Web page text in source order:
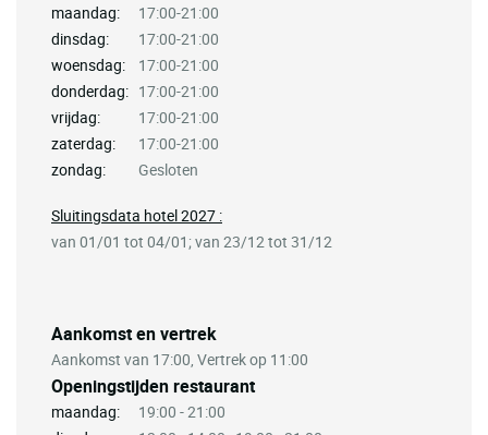
maandag:
17:00-21:00
dinsdag:
17:00-21:00
woensdag:
17:00-21:00
donderdag: 17:00-21:00
vrijdag:
17:00-21:00
zaterdag:
17:00-21:00
zondag:
Gesloten
Aankomst en vertrek
Aankomst van 17:00, Vertrek op 11:00
Openingstijden restaurant
maandag:
19:00 - 21:00
Sluitingsdata hotel 2027 :
van 01/01 tot 04/01; van 23/12 tot 31/12